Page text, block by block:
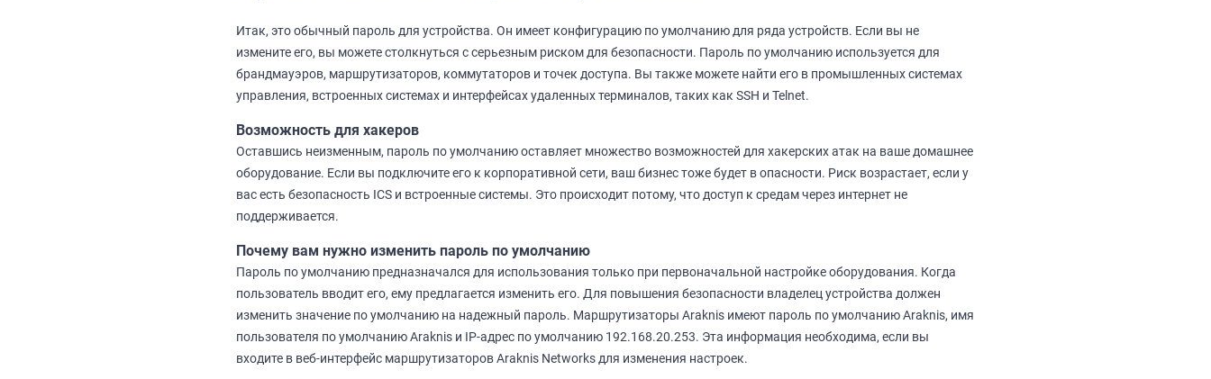
Итак, это обычный пароль для устройства. Он имеет конфигурацию по умолчанию для ряда устройств. Если вы не
измените его, вы можете столкнуться с серьезным риском для безопасности. Пароль по умолчанию используется для
брандмауэров, маршрутизаторов, коммутаторов и точек доступа. Вы также можете найти его в промышленных системах
управления, встроенных системах и интерфейсах удаленных терминалов, таких как SSH и Telnet.
Возможность для хакеров
Оставшись неизменным, пароль по умолчанию оставляет множество возможностей для хакерских атак на ваше домашнее
оборудование. Если вы подключите его к корпоративной сети, ваш бизнес тоже будет в опасности. Риск возрастает, если у
вас есть безопасность ICS и встроенные системы. Это происходит потому, что доступ к средам через интернет не
поддерживается.
Почему вам нужно изменить пароль по умолчанию
Пароль по умолчанию предназначался для использования только при первоначальной настройке оборудования. Когда
пользователь вводит его, ему предлагается изменить его. Для повышения безопасности владелец устройства должен
изменить значение по умолчанию на надежный пароль. Маршрутизаторы Araknis имеют пароль по умолчанию Araknis, имя
пользователя по умолчанию Araknis и IP-адрес по умолчанию 192.168.20.253. Эта информация необходима, если вы
входите в веб-интерфейс маршрутизаторов Araknis Networks для изменения настроек.